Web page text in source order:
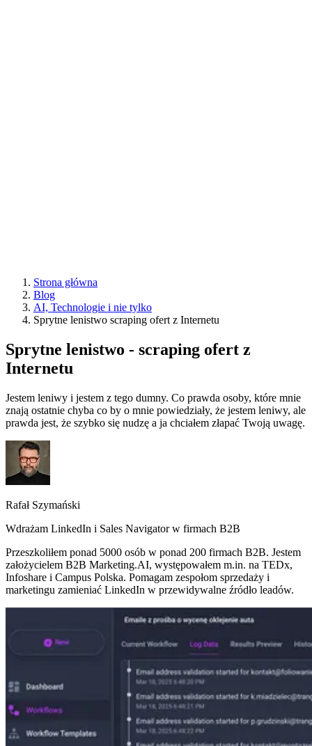
Strona główna
Blog
AI, Technologie i nie tylko
Sprytne lenistwo scraping ofert z Internetu
Sprytne lenistwo - scraping ofert z
Internetu
Jestem leniwy i jestem z tego dumny. Co prawda osoby, które mnie
znają ostatnie chyba co by o mnie powiedziały, że jestem leniwy, ale
prawda jest, że szybko się nudzę a ja chciałem złapać Twoją uwagę.
Rafał Szymański
Wdrażam LinkedIn i Sales Navigator w firmach B2B
Przeszkoliłem ponad 5000 osób w ponad 200 firmach B2B. Jestem
założycielem B2B Marketing.AI, występowałem m.in. na TEDx,
Infoshare i Campus Polska. Pomagam zespołom sprzedaży i
marketingu zamieniać LinkedIn w przewidywalne źródło leadów.